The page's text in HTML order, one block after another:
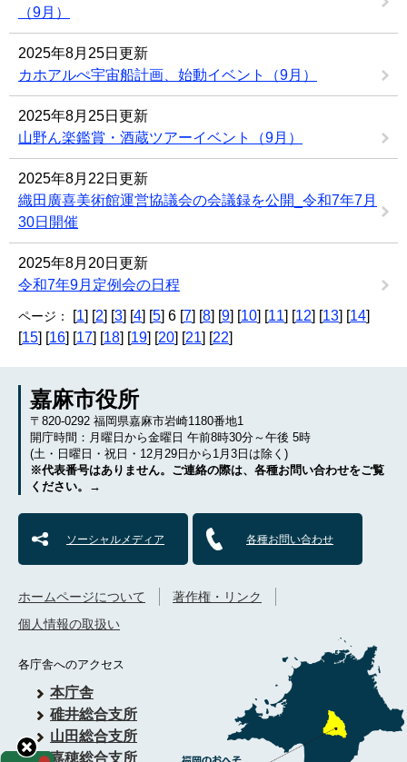
（9月）
2025年8月25日更新
カホアルぺ宇宙船計画、始動イベント（9月）
2025年8月25日更新
山野ん楽鑑賞・酒蔵ツアーイベント（9月）
2025年8月22日更新
織田廣喜美術館運営協議会の会議録を公開_令和7年7月
30日開催
2025年8月20日更新
令和7年9月定例会の日程
ページ： [1] [2] [3] [4] [5] 6 [7] [8] [9] [10] [11] [12] [13] [14]
[15] [16] [17] [18] [19] [20] [21] [22]
嘉麻市役所
〒820-0292 福岡県嘉麻市岩崎1180番地1
開庁時間：月曜日から金曜日 午前8時30分～午後 5時
(土・日曜日・祝日・12月29日から1月3日は除く)
※代表番号はありません。ご連絡の際は、各種お問い合わせをご覧
ください。→
ソーシャルメディア 各種お問い合わせ
各庁舎へのアクセス
本庁舎
碓井総合支所
山田総合支所
嘉穂総合支所
ホームページについて
著作権・リンク
個人情報の取扱い